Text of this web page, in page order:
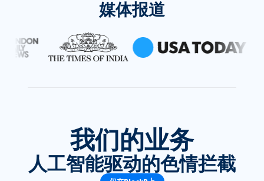
媒体报道
我们的业务
人工智能驱动的色情拦截